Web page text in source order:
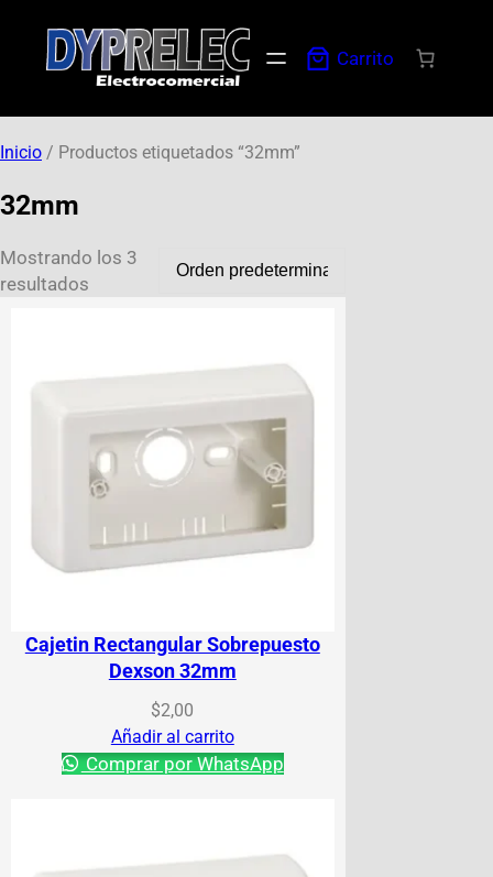
Carrito
Inicio / Productos etiquetados “32mm”
32mm
Mostrando los 3
resultados
Cajetin Rectangular Sobrepuesto
Dexson 32mm
$2,00
Añadir al carrito
Comprar por WhatsApp